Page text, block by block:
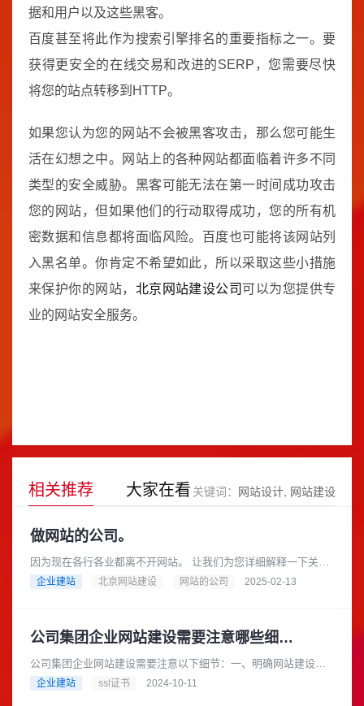
据和用户以及这些黑客。
百度甚至将此作为搜索引擎排名的重要指标之一。要
获得更安全的在线交易和改进的SERP，您需要尽快
将您的站点转移到HTTP。
如果您认为您的网站不会被黑客攻击，那么您可能生
活在幻想之中。网站上的各种网站都面临着许多不同
类型的安全威胁。黑客可能无法在第一时间成功攻击
您的网站，但如果他们的行动取得成功，您的所有机
密数据和信息都将面临风险。百度也可能将该网站列
入黑名单。你肯定不希望如此，所以采取这些小措施
来保护你的网站， 北京网站建设公司 可以为您提供专
业的网站安全服务。
相关推荐 大家在看 关键词： 网站设计 网站建设
做网站的公司。
因为现在各行各业都离不开网站。 让我们为您详细解释一下关于
“做网站的公司”这个概念，以及您可以如何选择合适的公司来帮您
企业建站 北京网站建设 网站的公司 2025-02-13
公司集团企业网站建设需要注意哪些细节？
公司集团企业网站建设需要注意以下细节：一、明确网站建设目
标在建设网站之前，公司集团企业应明确网站的建设目标。例
企业建站 ssl证书 2024-10-11